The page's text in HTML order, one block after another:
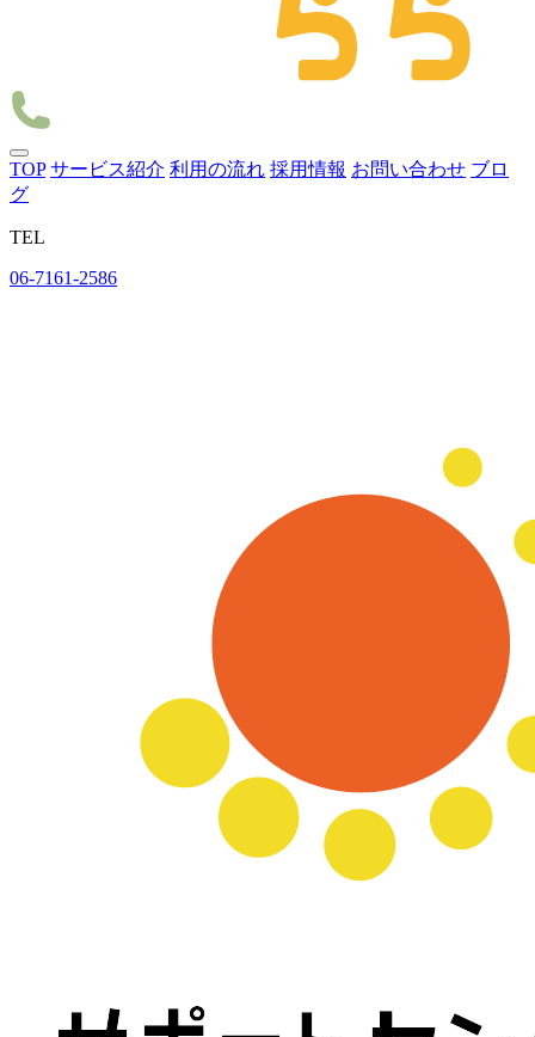
TOP サービス紹介 利用の流れ 採用情報 お問い合わせ ブロ
グ
TEL
06-7161-2586